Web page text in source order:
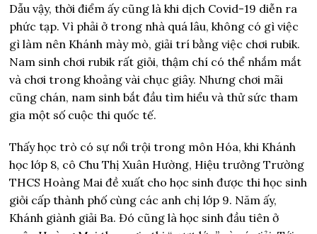
Dẫu vậy, thời điểm ấy cũng là khi dịch Covid-19 diễn ra
phức tạp. Vì phải ở trong nhà quá lâu, không có gì việc
gì làm nên Khánh mày mò, giải trí bằng việc chơi rubik.
Nam sinh chơi rubik rất giỏi, thậm chí có thể nhắm mắt
và chơi trong khoảng vài chục giây. Nhưng chơi mãi
cũng chán, nam sinh bắt đầu tìm hiểu và thử sức tham
gia một số cuộc thi quốc tế.
Thấy học trò có sự nổi trội trong môn Hóa, khi Khánh
học lớp 8, cô Chu Thị Xuân Hường, Hiệu trưởng Trường
THCS Hoàng Mai đề xuất cho học sinh được thi học sinh
giỏi cấp thành phố cùng các anh chị lớp 9. Năm ấy,
Khánh giành giải Ba. Đó cũng là học sinh đầu tiên ở